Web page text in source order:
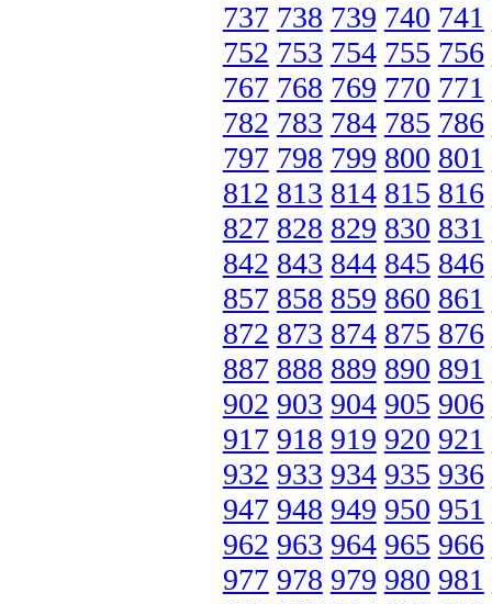
737 738 739 740 741
752 753 754 755 756
767 768 769 770 771
782 783 784 785 786
797 798 799 800 801
812 813 814 815 816
827 828 829 830 831
842 843 844 845 846
857 858 859 860 861
872 873 874 875 876
887 888 889 890 891
902 903 904 905 906
917 918 919 920 921
932 933 934 935 936
947 948 949 950 951
962 963 964 965 966
977 978 979 980 981